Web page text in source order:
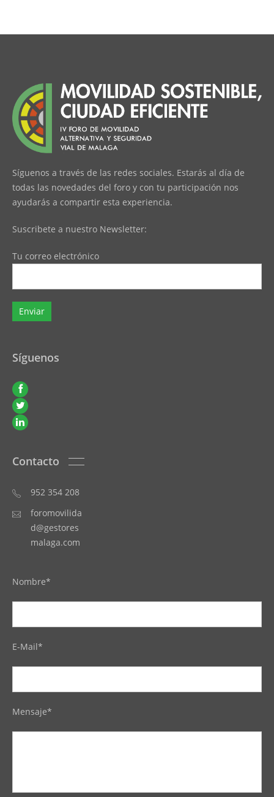
Síguenos a través de las redes sociales. Estarás al día de
todas las novedades del foro y con tu participación nos
ayudarás a compartir esta experiencia.
Suscribete a nuestro Newsletter:
Tu correo electrónico
Síguenos
Contacto
952 354 208
foromovilida
d@gestores
malaga.com
Nombre*
E-Mail*
Mensaje*